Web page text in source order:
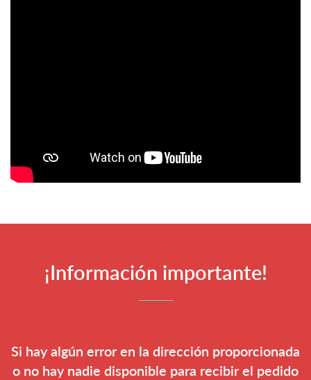
¡Información importante!
Si hay algún error en la dirección proporcionada
o no hay nadie disponible para recibir el pedido